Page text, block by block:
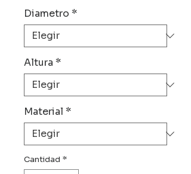
Diametro *
Altura *
Material *
Cantidad *